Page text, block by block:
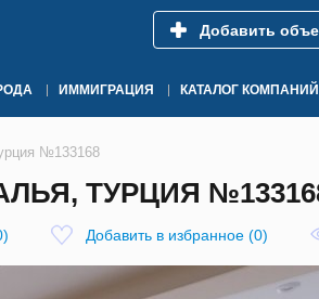
Добавить
ИММИГРАЦИЯ КАТАЛОГ КОМПАНИЙ
№133168
ТУРЦИЯ
) Добавить в избранное (0)